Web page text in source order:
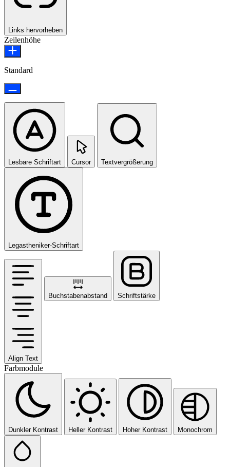
Links hervorheben
Zeilenhöhe
Standard
Lesbare Schriftart Cursor Textvergrößerung
Legastheniker-Schriftart
Align Text
Buchstabenabstand Schriftstärke
Farbmodule
Dunkler Kontrast Heller Kontrast Hoher Kontrast Monochrom